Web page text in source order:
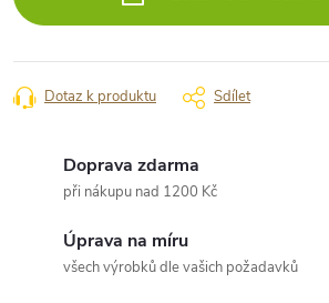
Dotaz k produktu Sdílet
Doprava zdarma
při nákupu nad 1200 Kč
Úprava na míru
všech výrobků dle vašich požadavků